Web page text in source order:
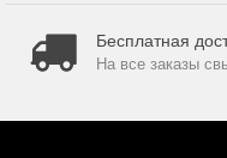
Бесплатная
На все заказы